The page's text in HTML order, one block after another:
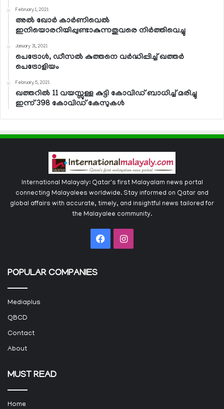
February 1, 2021
അല്‍ ഖോര്‍ കാര്‍ണിവെല്‍
ഇനിയൊരറിയിപ്പുണ്ടാകുന്നതുവരെ നിര്‍ത്തിവെച്ചു
January 31, 2021
പെട്രോള്‍, ഡീസല്‍ കുത്തനെ വര്‍ദ്ധിപ്പിച്ച് ഖത്തര്‍
പെട്രോളിയം
February 5, 2021
ഖത്തറില്‍ 11 വയസ്സുള്ള കുട്ടി കോവിഡ് ബാധിച്ച് മരിച്ചു
ഇന്ന് 398 കോവിഡ് കേസുകള്‍
International Malayaly: Qatar's first Malayalam news portal
connecting Malayalees worldwide. Stay informed on Qatar and
global affairs with accurate, timely, and insightful news tailored for
the Malayalee community.
FacebookInstagram
POPULAR COMPANIES
Mediaplus
QBCD
Contact
About
MUST READ
Home